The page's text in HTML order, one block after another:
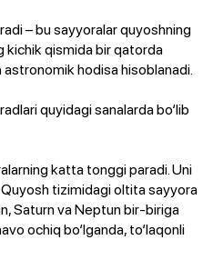
– bu sayyoralar quyoshning
kichik qismida bir qatorda
hodisa hisoblanadi.
quyidagi sanalarda bo‘lib
katta tonggi paradi. Uni
tizimidagi oltita sayyora
Saturn va Neptun bir-biriga
ochiq bo‘lganda, to‘laqonli